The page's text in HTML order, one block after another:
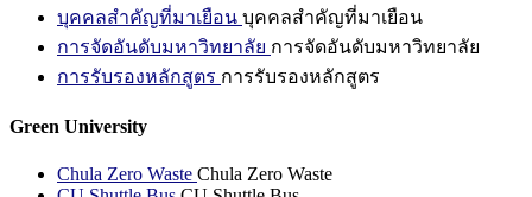
บุคคลสำคัญที่มาเยือน บุคคลสำคัญที่มาเยือน
การจัดอันดับมหาวิทยาลัย การจัดอันดับมหาวิทยาลัย
การรับรองหลักสูตร การรับรองหลักสูตร
Green University
Chula Zero Waste Chula Zero Waste